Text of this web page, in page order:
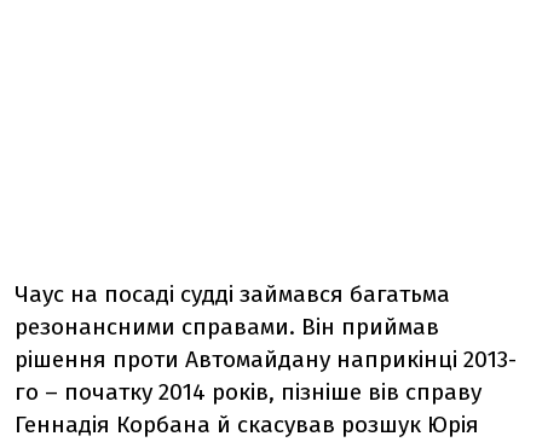
Чаус на посаді судді займався багатьма
резонансними справами. Він приймав
рішення проти Автомайдану наприкінці 2013-
го – початку 2014 років, пізніше вів справу
Геннадія Корбана й скасував розшук Юрія